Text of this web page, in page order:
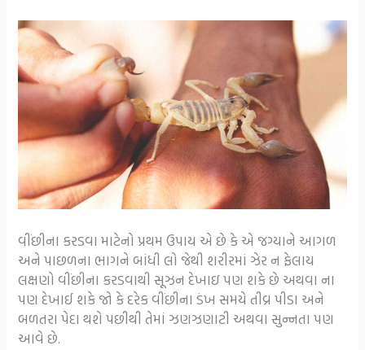
વીંછીના કરડવા માટેનો પ્રથમ ઉપાય એ છે કે એ જગ્યાને આગળ
અને પાછળના ભાગને બાંધી લો જેથી શરીરમાં ઝેર ન ફેલાય
લક્ષણો વીંછીના કરડવાથી સૂઝન દેખાઇ પણ શકે છે અથવા ના
પણ દેખાઈ શકે જો કે દરેક વીંછીના ડંખ સમયે તીવ્ર પીડા અને
બળતરા પેદા થશે પછીથી તેમાં ઝણઝણાટી અથવા સુન્નતા પણ
આવે છે.